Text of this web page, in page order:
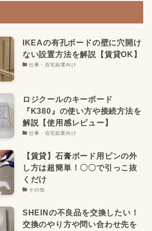
IKEAの有孔ボードの壁に穴開け
ない設置方法を解説【賃貸OK】
仕事・在宅副業向け
ロジクールのキーボード
『K380』の使い方や接続方法を
解説【使用感レビュー】
仕事・在宅副業向け
【賃貸】石膏ボード用ピンの外
し方は超簡単！〇〇で引っこ抜
くだけ
その他
SHEINの不良品を交換したい！
交換のやり方や問い合わせ先を